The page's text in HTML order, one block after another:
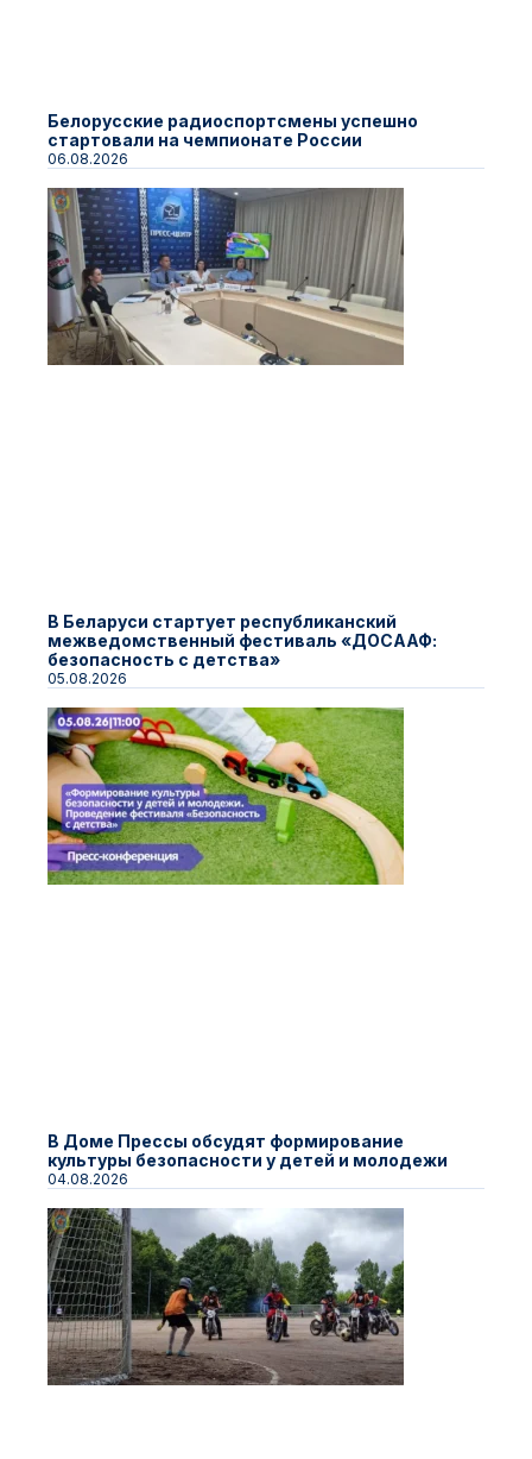
Белорусские радиоспортсмены успешно
стартовали на чемпионате России
06.08.2026
В Беларуси стартует республиканский
межведомственный фестиваль «ДОСААФ:
безопасность с детства»
05.08.2026
В Доме Прессы обсудят формирование
культуры безопасности у детей и молодежи
04.08.2026